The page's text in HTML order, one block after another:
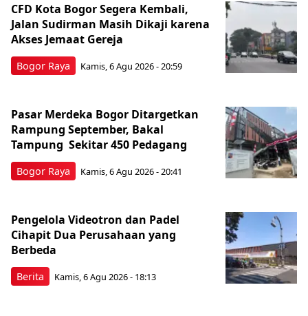
Bogor Raya
CFD Kota Bogor Segera Kembali,
Jalan Sudirman Masih Dikaji karena
Akses Jemaat Gereja
Kamis, 6 Agu 2026 - 20:59
Bogor Raya
Pasar Merdeka Bogor Ditargetkan
Rampung September, Bakal
Tampung Sekitar 450 Pedagang
Kamis, 6 Agu 2026 - 20:41
Berita
Pengelola Videotron dan Padel
Cihapit Dua Perusahaan yang
Berbeda
Kamis, 6 Agu 2026 - 18:13